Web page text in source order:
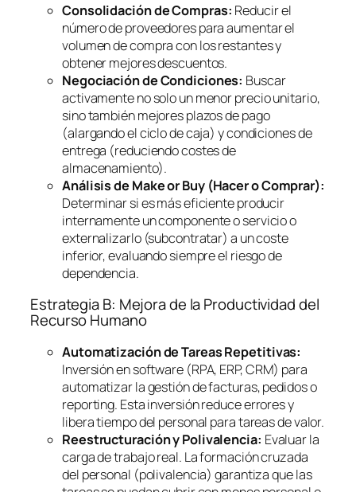
Consolidación de Compras: Reducir el
número de proveedores para aumentar el
volumen de compra con los restantes y
obtener mejores descuentos.
Negociación de Condiciones: Buscar
activamente no solo un menor precio unitario,
sino también mejores plazos de pago
(alargando el ciclo de caja) y condiciones de
entrega (reduciendo costes de
almacenamiento).
Análisis de Make or Buy(Hacer o Comprar):
Determinar si es más eficiente producir
internamente un componente o servicio o
externalizarlo (subcontratar) a un coste
inferior, evaluando siempre el riesgo de
dependencia.
Estrategia B: Mejora de la Productividad del
Recurso Humano
Automatización de Tareas Repetitivas:
Inversión ensoftware(RPA, ERP, CRM) para
automatizar la gestión de facturas, pedidos o
reporting. Esta inversión reduce errores y
libera tiempo del personal para tareas de valor.
Reestructuración y Polivalencia: Evaluar la
carga de trabajo real. La formación cruzada
del personal (polivalencia) garantiza que las